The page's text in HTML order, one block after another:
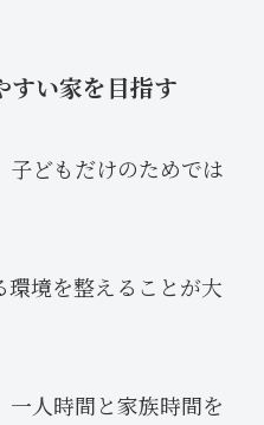
すい家を目指す
子どもだけのためでは
境を整えることが大
人時間と家族時間を